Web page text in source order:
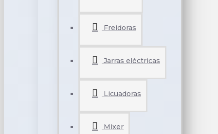
Freidoras
Jarras eléctricas
Licuadoras
Mixer